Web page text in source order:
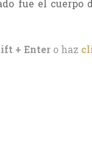
fue el cuerpo
+ Enter o haz